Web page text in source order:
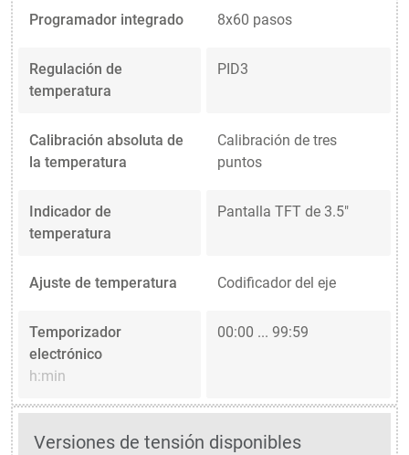
Programador integrado 8x60 pasos
Regulación de
temperatura
PID3
Calibración absoluta de
la temperatura
Calibración de tres
puntos
Indicador de
temperatura
Pantalla TFT de 3.5"
Ajuste de temperatura Codificador del eje
Temporizador
electrónico
h:min
00:00 ... 99:59
Versiones de tensión disponibles